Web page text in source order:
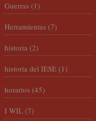
Guerras (1)
Herramientas (7)
historia (2)
historia del IESE (1)
horarios (45)
I WIL (7)